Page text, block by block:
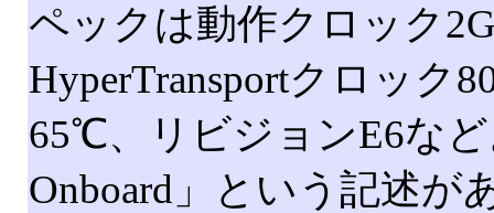
ペックは動作クロック
HyperTransportクロック
65℃、リビジョンE6な
Onboard」という記述が